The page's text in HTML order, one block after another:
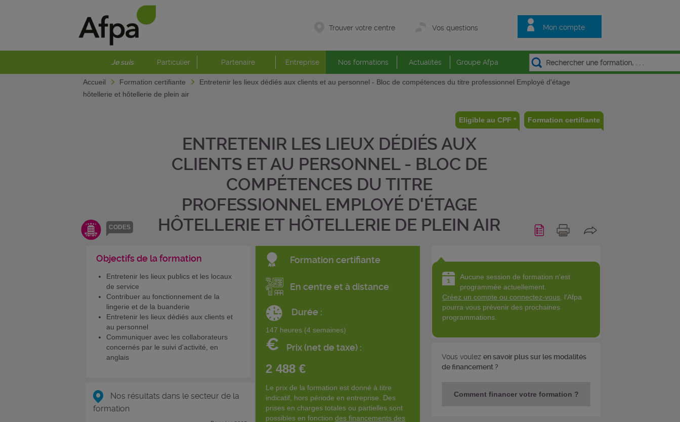
Mon compte
Trouver votre centre Vos questions
Je suis Particulier Partenaire Entreprise Nos formations Actualités Groupe Afpa
Accueil Formation certifiante
Entretenir les lieux dédiés aux clients et au personnel - Bloc de compétences du titre professionnel Employé d'étage
hôtellerie et hôtellerie de plein air
Eligible au CPF * Formation certifiante
CODES
ENTRETENIR LES LIEUX DÉDIÉS AUX
CLIENTS ET AU PERSONNEL - BLOC DE
COMPÉTENCES DU TITRE
PROFESSIONNEL EMPLOYÉ D'ÉTAGE
HÔTELLERIE ET HÔTELLERIE DE PLEIN AIR
Objectifs de la formation
Entretenir les lieux publics et les locaux
de service
Contribuer au fonctionnement de la
lingerie et de la buanderie
Entretenir les lieux dédiés aux clients et
au personnel
Communiquer avec les collaborateurs
concernés par le suivi d'activité, en
anglais
Nos résultats dans le secteur de la
formation
Formation certifiante
En centre et à distance
Durée :
147 heures (4 semaines)
€ Prix (net de taxe) :
2 488 €
Le prix de la formation est donné à titre
indicatif, hors période en entreprise. Des
prises en charges totales ou partielles sont
possibles en fonction des financements des
Aucune session de formation n'est
programmée actuellement.
Créez un compte ou connectez-vous , l'Afpa
pourra vous prévenir des prochaines
programmations.
Vous voulezen savoir plus sur les modalités
de financement ?
Comment financer votre formation ?